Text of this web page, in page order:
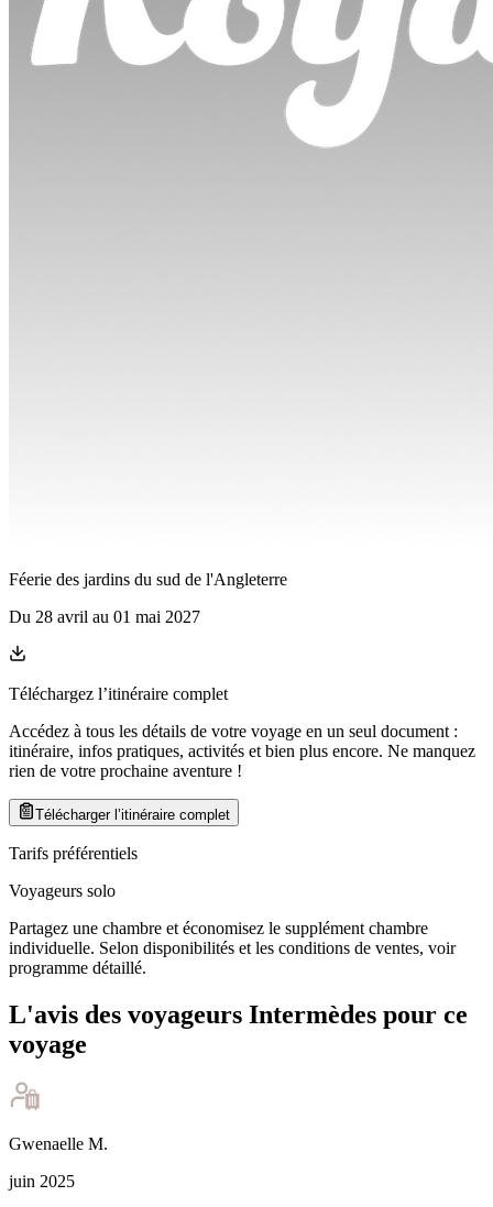
Féerie des jardins du sud de l'Angleterre
Du 28 avril au 01 mai 2027
Téléchargez l’itinéraire complet
Accédez à tous les détails de votre voyage en un seul document :
itinéraire, infos pratiques, activités et bien plus encore. Ne manquez
rien de votre prochaine aventure !
Télécharger l’itinéraire complet
Tarifs préférentiels
Voyageurs solo
Partagez une chambre et économisez le supplément chambre
individuelle. Selon disponibilités et les conditions de ventes, voir
programme détaillé.
L'avis des voyageurs Intermèdes pour ce
voyage
Gwenaelle M.
juin 2025